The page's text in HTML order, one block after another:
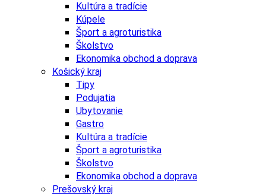
Kultúra a tradície
Kúpele
Šport a agroturistika
Školstvo
Ekonomika obchod a doprava
Košický kraj
Tipy
Podujatia
Ubytovanie
Gastro
Kultúra a tradície
Šport a agroturistika
Školstvo
Ekonomika obchod a doprava
Prešovský kraj